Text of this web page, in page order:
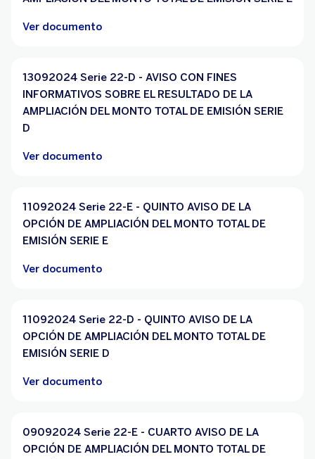
Ver documento
13092024 Serie 22-D - AVISO CON FINES
INFORMATIVOS SOBRE EL RESULTADO DE LA
AMPLIACIÓN DEL MONTO TOTAL DE EMISIÓN SERIE
D
Ver documento
11092024 Serie 22-E - QUINTO AVISO DE LA
OPCIÓN DE AMPLIACIÓN DEL MONTO TOTAL DE
EMISIÓN SERIE E
Ver documento
11092024 Serie 22-D - QUINTO AVISO DE LA
OPCIÓN DE AMPLIACIÓN DEL MONTO TOTAL DE
EMISIÓN SERIE D
Ver documento
09092024 Serie 22-E - CUARTO AVISO DE LA
OPCIÓN DE AMPLIACIÓN DEL MONTO TOTAL DE